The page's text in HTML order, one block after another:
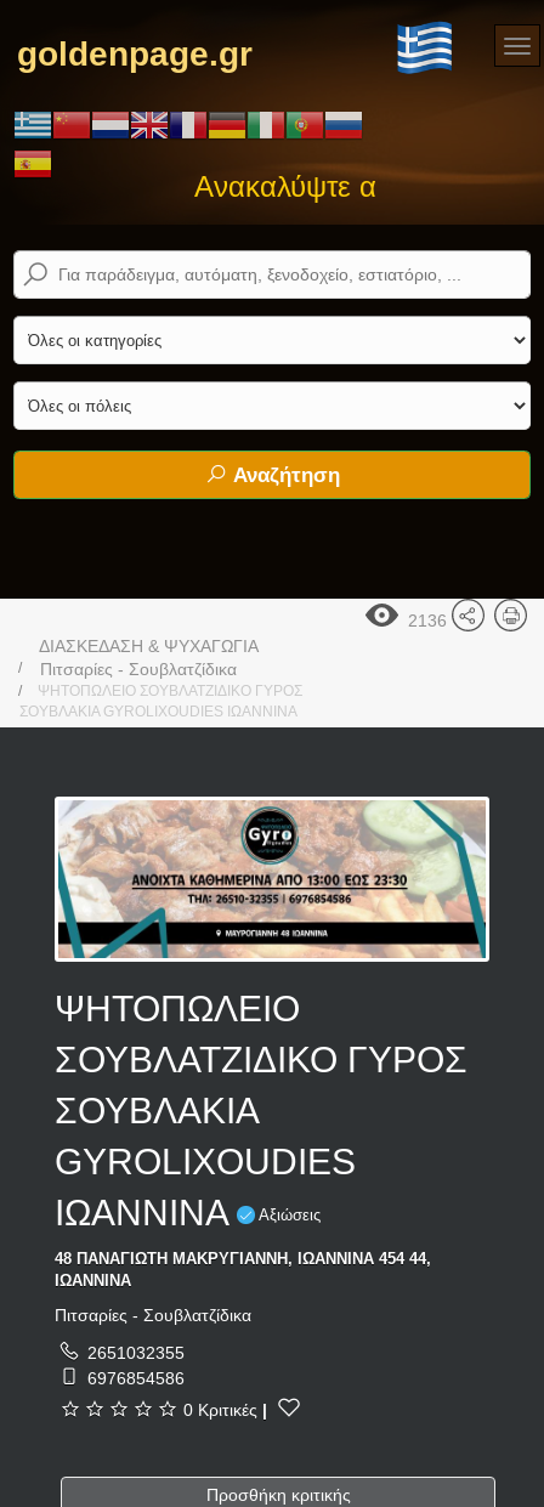
goldenpage.gr
Ανακαλύψτε αυτό που
Αναζήτηση
2136
ΔΙΑΣΚΕΔΑΣΗ & ΨΥΧΑΓΩΓΙΑ
Πιτσαρίες - Σουβλατζίδικα
ΨΗΤΟΠΩΛΕΙΟ ΣΟΥΒΛΑΤΖΙΔΙΚΟ ΓΥΡΟΣ
ΣΟΥΒΛΑΚΙΑ GYROLIXOUDIES ΙΩΑΝΝΙΝΑ
ΨΗΤΟΠΩΛΕΙΟ
ΣΟΥΒΛΑΤΖΙΔΙΚΟ ΓΥΡΟΣ
ΣΟΥΒΛΑΚΙΑ
GYROLIXOUDIES
ΙΩΑΝΝΙΝΑ
Αξιώσεις
48 ΠΑΝΑΓΙΩΤΗ ΜΑΚΡΥΓΙΑΝΝΗ, ΙΩΑΝΝΙΝΑ 454 44,
ΙΩΑΝΝΙΝΑ
Πιτσαρίες - Σουβλατζίδικα
2651032355
6976854586
0 Κριτικές |
Προσθήκη κριτικής